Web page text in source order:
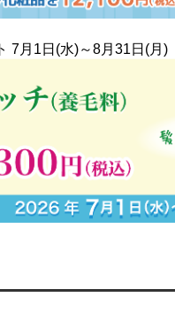
7月1日(水)～8月31日(月)